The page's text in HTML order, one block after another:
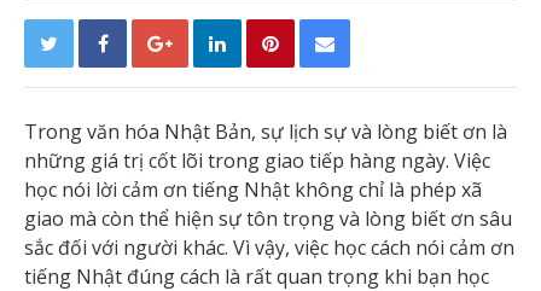
Trong văn hóa Nhật Bản, sự lịch sự và lòng biết ơn là
những giá trị cốt lõi trong giao tiếp hàng ngày. Việc
học nói lời cảm ơn tiếng Nhật không chỉ là phép xã
giao mà còn thể hiện sự tôn trọng và lòng biết ơn sâu
sắc đối với người khác. Vì vậy, việc học cách nói cảm ơn
tiếng Nhật đúng cách là rất quan trọng khi bạn học